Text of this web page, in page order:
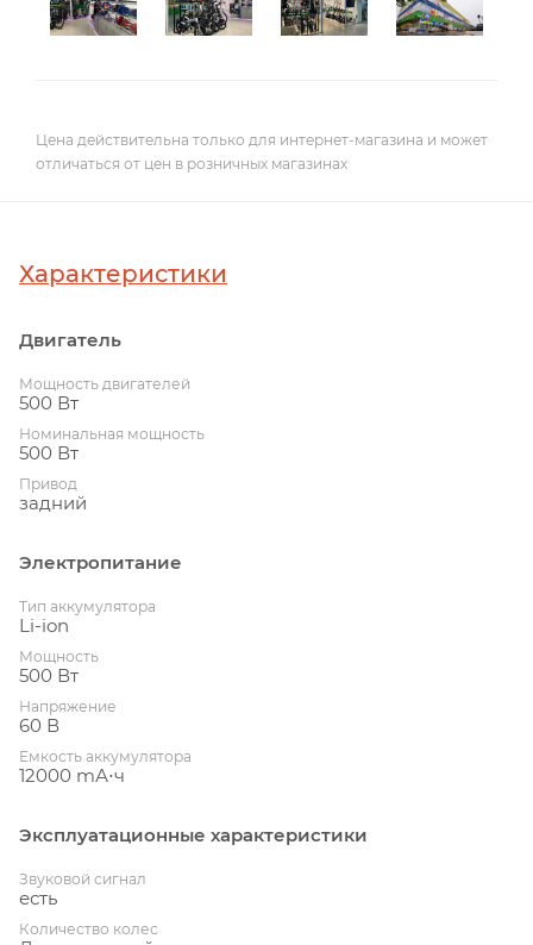
Цена действительна только для интернет-магазина и может
отличаться от цен в розничных магазинах
Характеристики
Двигатель
Мощность двигателей
500 Вт
Номинальная мощность
500 Вт
Привод
задний
Электропитание
Тип аккумулятора
Li-ion
Мощность
500 Вт
Напряжение
60 В
Емкость аккумулятора
12000 mА⋅ч
Эксплуатационные характеристики
Звуковой сигнал
есть
Количество колес